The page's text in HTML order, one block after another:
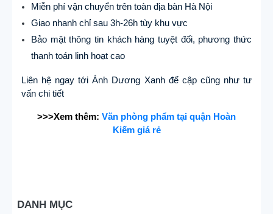
Miễn phí vận chuyển trên toàn địa bàn Hà Nội
Giao nhanh chỉ sau 3h-26h tùy khu vực
Bảo mật thông tin khách hàng tuyệt đối, phương thức
thanh toán linh hoạt cao
Liên hệ ngay tới Ánh Dương Xanh để cập cũng như tư
vấn chi tiết
>>>Xem thêm: Văn phòng phẩm tại quận Hoàn
Kiếm giá rẻ
DANH MỤC